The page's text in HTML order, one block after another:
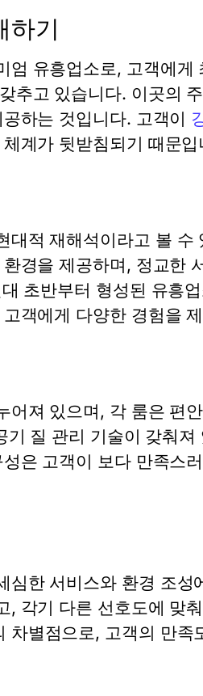
하기
유흥업소로, 고객에게
추고 있습니다. 이곳의
하는 것입니다. 고객이
계가 뒷받침되기 때문입
적 재해석이라고 볼 수
경을 제공하며, 정교한
초반부터 형성된 유흥
객에게 다양한 경험을
져 있으며, 각 룸은 편
질 관리 기술이 갖춰
은 고객이 보다 만족스
한 서비스와 환경 조성
, 각기 다른 선호도에 맞
차별점으로, 고객의 만족